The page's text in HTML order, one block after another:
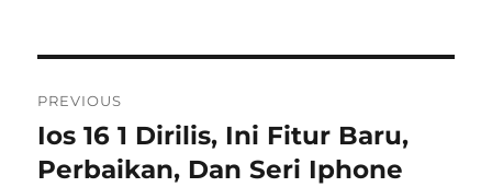
pos
PREVIOUS
Previous
post:
Ios 16 1 Dirilis, Ini Fitur Baru,
Perbaikan, Dan Seri Iphone